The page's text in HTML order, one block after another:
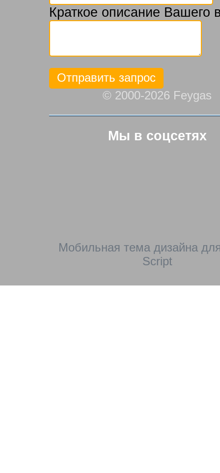
Краткое описание Вашего
© 2000-2026 Feygas
Мы в соцсетях
Мобильная тема дизайна
Script